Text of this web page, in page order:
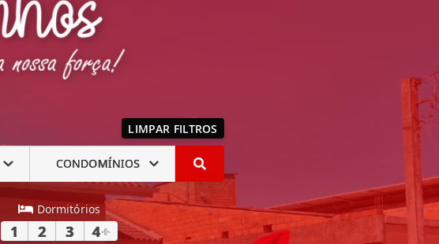
LIMPAR FILTROS
CONDOMÍNIOS
Dormitórios
1 2 3 4+